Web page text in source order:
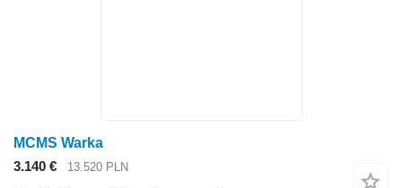
MCMS Warka
3.140 €
13.520 PLN